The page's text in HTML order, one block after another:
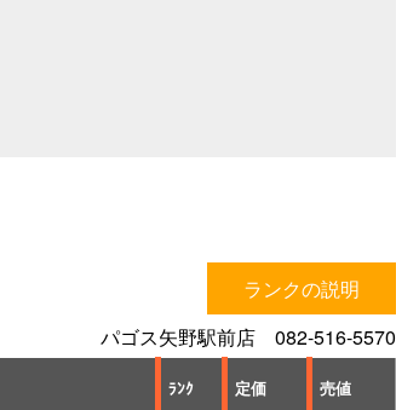
ランクの説明
パゴス矢野駅前店 082-516-5570
ﾗﾝｸ 定価 売値